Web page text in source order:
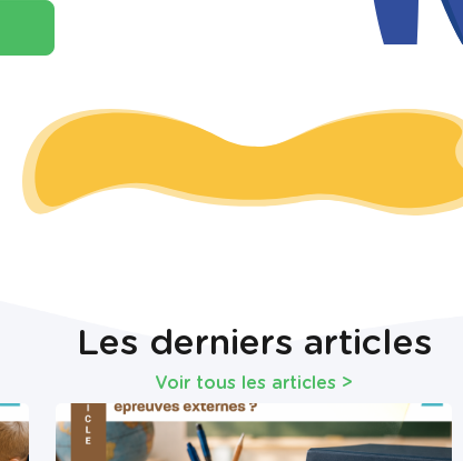
Les derniers articles
Voir tous les articles >